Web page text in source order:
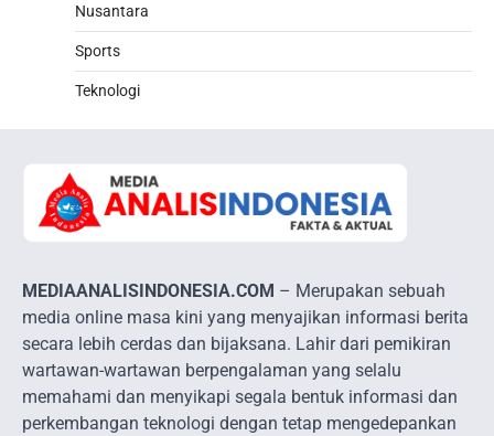
Nusantara
Sports
Teknologi
MEDIAANALISINDONESIA.COM – Merupakan sebuah
media online masa kini yang menyajikan informasi berita
secara lebih cerdas dan bijaksana. Lahir dari pemikiran
wartawan-wartawan berpengalaman yang selalu
memahami dan menyikapi segala bentuk informasi dan
perkembangan teknologi dengan tetap mengedepankan